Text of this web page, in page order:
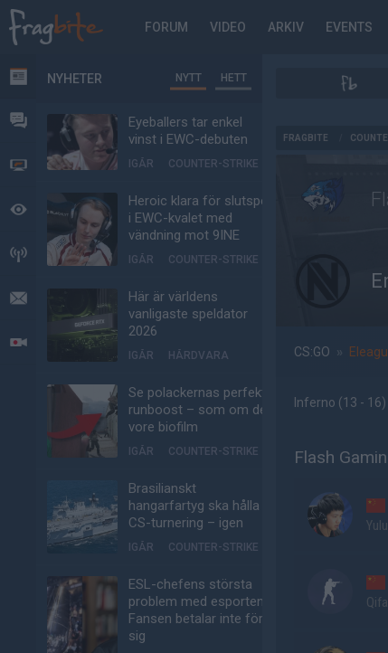
FORUM VIDEO ARKIV EVENTS
NYHETER
FORUM
VIDEO
BEVAKAT
HÄNDELSER
LIVESÄNDNINGAR
NYHETER NYTT HETT
Eyeballers tar enkel
vinst i EWC-debuten
IGÅR COUNTER-STRIKE
Heroic klara för slutspel
i EWC-kvalet med
vändning mot 9INE
IGÅR COUNTER-STRIKE
Här är världens
vanligaste speldator
2026
IGÅR HÅRDVARA
Se polackernas perfekta
runboost – som om det
vore biofilm
IGÅR COUNTER-STRIKE
Brasilianskt
hangarfartyg ska hålla
CS-turnering – igen
IGÅR COUNTER-STRIKE
ESL-chefens största
problem med esporten:
Fansen betalar inte för
sig
FRAGBITE
CS:GO »
Inferno (13 - 16)
Flash